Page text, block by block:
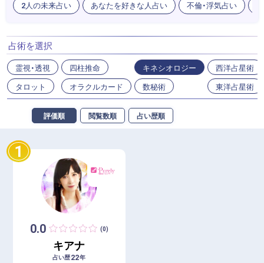
2人の未来占い あなたを好きな人占い 不倫・浮気占い
占術を選択
霊視・透視
タロット
四柱推命
オラクルカード
キネシオロジー
数秘術
西洋占星術
東洋占星術
評価順 閲覧数順 占い歴順
1
0.0 (0)
キアナ
占い歴22年